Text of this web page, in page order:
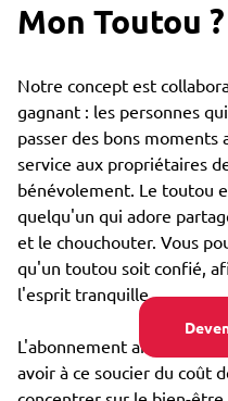
Mon Toutou ?
Notre concept est
gagnant : les personnes
passer des bons
service aux propriétaires
bénévolement. Le toutou
quelqu'un qui adore
et le chouchouter. Vous
qu'un toutou soit confié,
l'esprit tranquille.
L'abonnement annuel très
avoir à ce soucier du coût